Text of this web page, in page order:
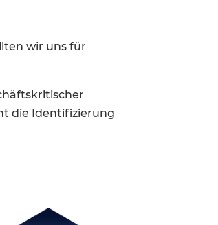
wir uns für
die Identifizierung